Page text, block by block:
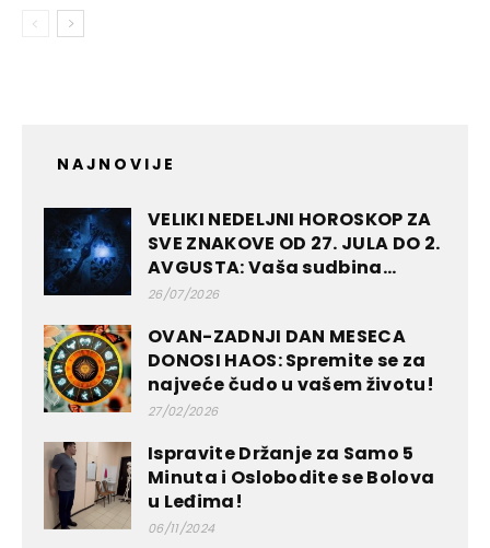
NAJNOVIJE
VELIKI NEDELJNI HOROSKOP ZA
SVE ZNAKOVE OD 27. JULA DO 2.
AVGUSTA: Vaša sudbina...
26/07/2026
OVAN-ZADNJI DAN MESECA
DONOSI HAOS: Spremite se za
najveće čudo u vašem životu!
27/02/2026
Ispravite Držanje za Samo 5
Minuta i Oslobodite se Bolova
u Leđima!
06/11/2024